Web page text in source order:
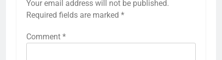
Your email address will not be published.
Required fields are marked *
Comment *